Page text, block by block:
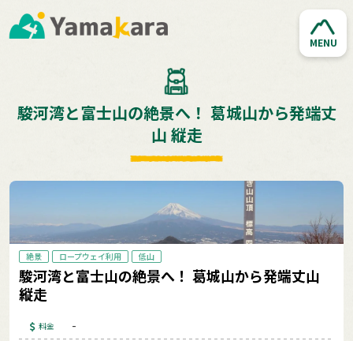
MENU
駿河湾と富士山の絶景へ！ 葛城山から発端丈
山 縦走
絶景 ロープウェイ利用 低山
駿河湾と富士山の絶景へ！ 葛城山から発端丈山
縦走
料金 -